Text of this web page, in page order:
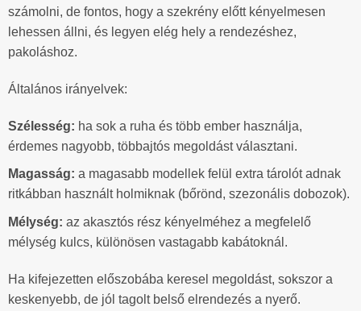
számolni, de fontos, hogy a szekrény előtt kényelmesen
lehessen állni, és legyen elég hely a rendezéshez,
pakoláshoz.
Általános irányelvek:
Szélesség: ha sok a ruha és több ember használja,
érdemes nagyobb, többajtós megoldást választani.
Magasság: a magasabb modellek felül extra tárolót adnak
ritkábban használt holmiknak (bőrönd, szezonális dobozok).
Mélység: az akasztós rész kényelméhez a megfelelő
mélység kulcs, különösen vastagabb kabátoknál.
Ha kifejezetten előszobába keresel megoldást, sokszor a
keskenyebb, de jól tagolt belső elrendezés a nyerő.